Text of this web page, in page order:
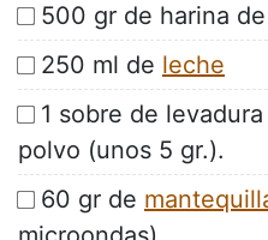
500 gr de harina
250 ml de leche
1 sobre de
polvo (unos 5 gr.).
60 gr de